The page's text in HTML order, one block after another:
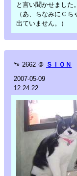
と言い聞かせました。
（あ、ちなみにＣ
出ていません。）
🐾 2662 ＠ ＳＩＯＮ
2007-05-09
12:24:22